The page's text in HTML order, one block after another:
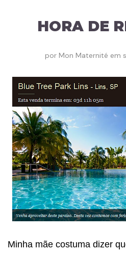
HORA DE
por Mon Maternité em
Minha mãe costuma dizer